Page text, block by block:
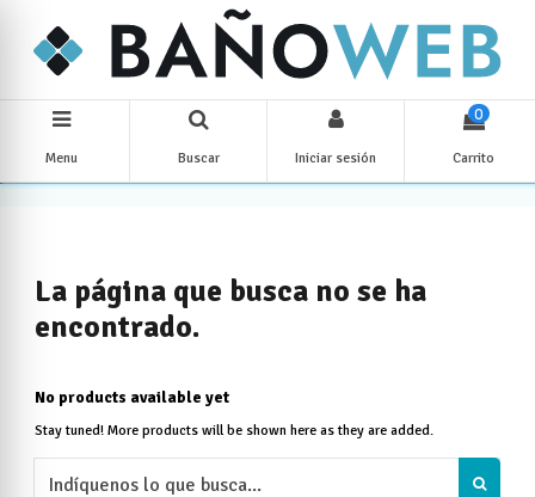
Menu Buscar Iniciar sesión
0
Carrito
La página que busca no se ha
encontrado.
No products available yet
Stay tuned! More products will be shown here as they are added.